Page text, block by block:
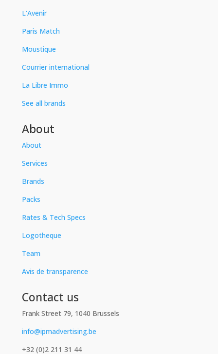
L'Avenir
Paris Match
Moustique
Courrier international
La Libre Immo
See all brands
About
About
Services
Brands
Packs
Rates & Tech Specs
Logotheque
Team
Avis de transparence
Contact us
Frank Street 79, 1040 Brussels
info@ipmadvertising.be
+32 (0)2 211 31 44